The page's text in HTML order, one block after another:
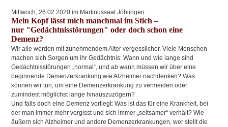
Mittwoch, 26.02.2020 im Martinussaal Jöhlingen:
Mein Kopf lässt mich manchmal im Stich –
nur "Gedächtnisstörungen" oder doch schon eine
Demenz?
Wir alle werden mit zunehmendem Alter vergesslicher. Viele Menschen
machen sich Sorgen um ihr Gedächtnis: Wann und wie lange sind
Gedächtnisstörungen „normal“, und ab wann müssen wir über eine
beginnende Demenzerkrankung wie Alzheimer nachdenken? Was
können wir tun, um eine Demenzerkrankung zu vermeiden oder
zumindest möglichst lange hinauszuzögern?
Und falls doch eine Demenz vorliegt: Was ist das für eine Krankheit, bei
der man immer mehr vergisst und sich immer „seltsamer“ verhält? Wie
äußern sich Alzheimer und andere Demenzerkrankungen, wer stellt die